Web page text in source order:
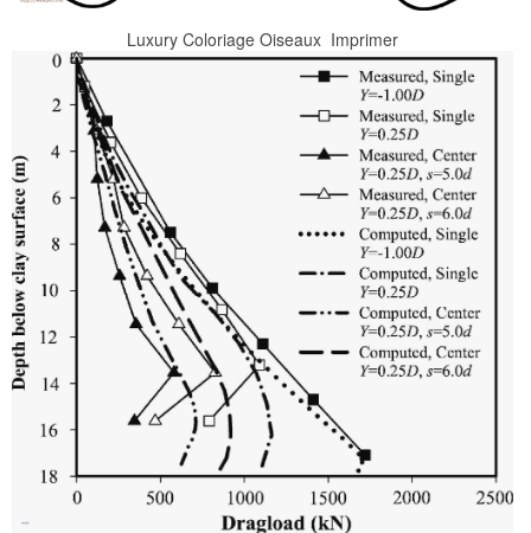
Luxury Coloriage Oiseaux  Imprimer